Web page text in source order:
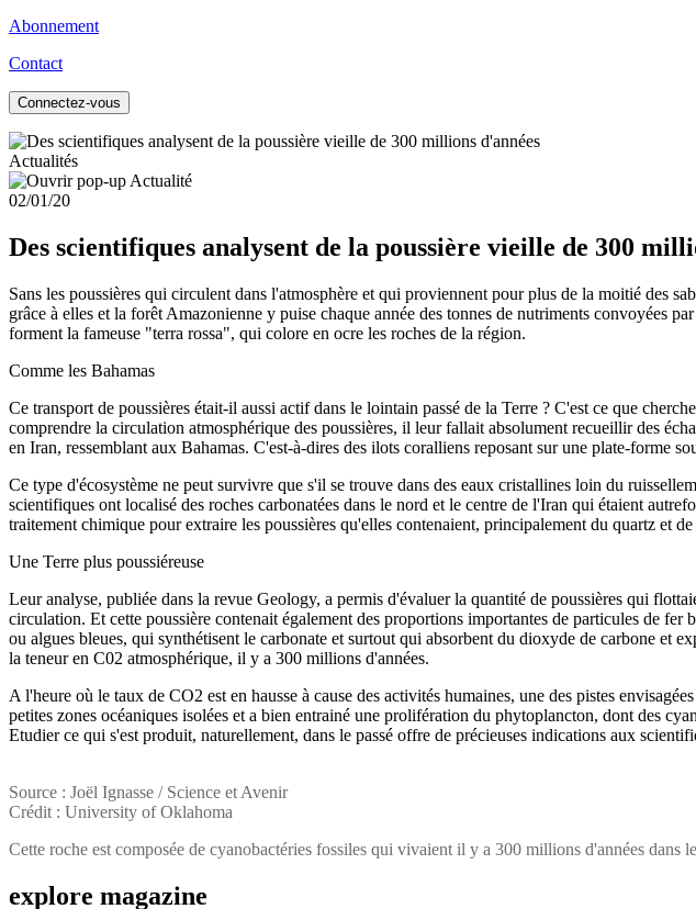
Abonnement
Contact
Connectez-vous
Actualités
02/01/20
Des scientifiques analysent de la poussière vieille de 300
Sans les poussières qui circulent dans l'atmosphère et qui proviennent pour plus de la moitié des
grâce à elles et la forêt Amazonienne y puise chaque année des tonnes de nutriments convoyées
forment la fameuse "terra rossa", qui colore en ocre les roches de la région.
Comme les Bahamas
Ce transport de poussières était-il aussi actif dans le lointain passé de la Terre ? C'est ce que
comprendre la circulation atmosphérique des poussières, il leur fallait absolument recueillir des
en Iran, ressemblant aux Bahamas. C'est-à-dires des ilots coralliens reposant sur une plate-forme
Ce type d'écosystème ne peut survivre que s'il se trouve dans des eaux cristallines loin du
scientifiques ont localisé des roches carbonatées dans le nord et le centre de l'Iran qui étaient
traitement chimique pour extraire les poussières qu'elles contenaient, principalement du quartz et
Une Terre plus poussiéreuse
Leur analyse, publiée dans la revue Geology, a permis d'évaluer la quantité de poussières qui
circulation. Et cette poussière contenait également des proportions importantes de particules de
ou algues bleues, qui synthétisent le carbonate et surtout qui absorbent du dioxyde de carbone et
la teneur en C02 atmosphérique, il y a 300 millions d'années.
A l'heure où le taux de CO2 est en hausse à cause des activités humaines, une des pistes
petites zones océaniques isolées et a bien entrainé une prolifération du phytoplancton, dont des
Etudier ce qui s'est produit, naturellement, dans le passé offre de précieuses indications aux
Source : Joël Ignasse / Science et Avenir
Crédit : University of Oklahoma
Cette roche est composée de cyanobactéries fossiles qui vivaient il y a 300 millions d'années dans
explore magazine